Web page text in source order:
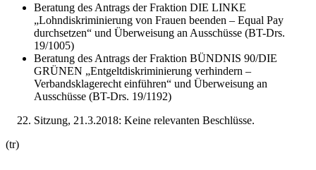
Beratung des Antrags der Fraktion DIE LINKE
„Lohndiskriminierung von Frauen beenden – Equal Pay
durchsetzen“ und Überweisung an Ausschüsse (BT-Drs.
19/1005)
Beratung des Antrags der Fraktion BÜNDNIS 90/DIE
GRÜNEN „Entgeltdiskriminierung verhindern –
Verbandsklagerecht einführen“ und Überweisung an
Ausschüsse (BT-Drs. 19/1192)
Sitzung, 21.3.2018: Keine relevanten Beschlüsse.
(tr)